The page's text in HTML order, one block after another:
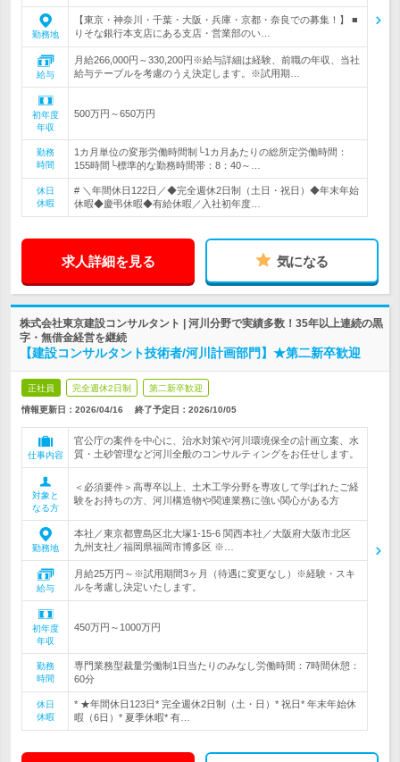
勤務地
【東京・神奈川・千葉・大阪・兵庫・京都・奈良での募集！】 ■
りそな銀行本支店にある支店・営業部のい…
給与
月給266,000円～330,200円※給与詳細は経験、前職の年収、当社
給与テーブルを考慮のうえ決定します。※試用期…
初年度
年収
500万円～650万円
勤務
時間
1カ月単位の変形労働時間制└1カ月あたりの総所定労働時間：
155時間└標準的な勤務時間帯：8：40～…
休日
休暇
# ＼年間休日122日／◆完全週休2日制（土日・祝日）◆年末年始
休暇◆慶弔休暇◆有給休暇／入社初年度…
求人詳細を見る 気になる
株式会社東京建設コンサルタント | 河川分野で実績多数！35年以上連続の黒
字・無借金経営を継続
【建設コンサルタント技術者/河川計画部門】★第二新卒歓迎
正社員 完全週休2日制 第二新卒歓迎
情報更新日：2026/04/16 終了予定日： 2026/10/05
仕事内容
官公庁の案件を中心に、治水対策や河川環境保全の計画立案、水
質・土砂管理など河川全般のコンサルティングをお任せします。
対象と
なる方
＜必須要件＞高専卒以上、土木工学分野を専攻して学ばれたご経
験をお持ちの方、河川構造物や関連業務に強い関心がある方
勤務地
本社／東京都豊島区北大塚1-15-6 関西本社／大阪府大阪市北区
九州支社／福岡県福岡市博多区 ※…
給与
月給25万円～※試用期間3ヶ月（待遇に変更なし）※経験・スキ
ルを考慮し決定いたします。
初年度
年収
450万円～1000万円
勤務
時間
専門業務型裁量労働制1日当たりのみなし労働時間：7時間休憩：
60分
休日
休暇
* ★年間休日123日* 完全週休2日制（土・日）* 祝日* 年末年始休
暇（6日）* 夏季休暇* 有…